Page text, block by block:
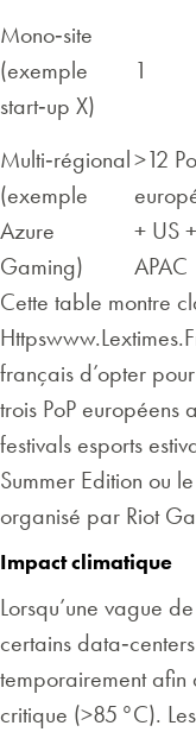
Mono‑site
(exemple
start‑up X)
1
Multi‑régional
(exemple
Azure
Gaming)
>12
+ US +
APAC
Cette table montre
français d’opter
trois PoP européens
festivals esports
Summer Edition ou
organisé par Riot
Impact climatique
Lorsqu’une vague
certains
temporairement afin
critique (>85 °C).